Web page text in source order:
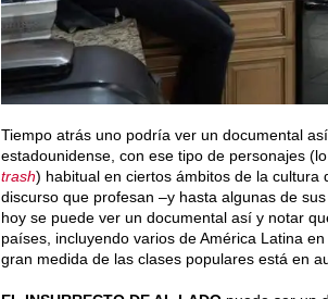
Tiempo atrás uno podría ver un documental
estadounidense, con ese tipo de personajes
trash) habitual en ciertos ámbitos de la
discurso que profesan –y hasta algunas de
hoy se puede ver un documental así y notar
países, incluyendo varios de América Latina
gran medida de las clases populares está en